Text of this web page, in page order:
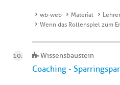
wb-web Material
Wenn das Rollenspiel zum
Wissensbaustein
Coaching -